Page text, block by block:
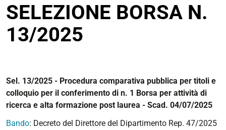
SELEZIONE BORSA N.
13/2025
Sel. 13/2025 - Procedura comparativa pubblica per titoli e
colloquio per il conferimento di n. 1 Borsa per attività di
ricerca e alta formazione post laurea - Scad. 04/07/2025
Bando: Decreto del Direttore del Dipartimento Rep. 47/2025